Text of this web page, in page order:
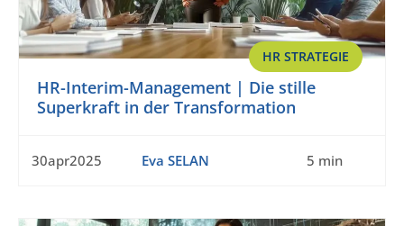
HR STRATEGIE
HR-Interim-Management | Die stille
Superkraft in der Transformation
30apr2025 Eva SELAN 5 min